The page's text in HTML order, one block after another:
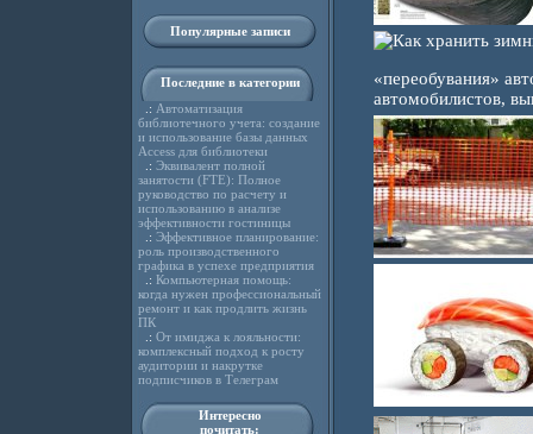
Популярные записи
Последние в категории
.: Автоматизация
библиотечного учета: создание
и использование базы данных
Access для библиотеки
.: Эквивалент полной
занятости (FTE): Полное
руководство по расчету и
использованию в анализе
эффективности гостиницы
.: Эффективное планирование:
роль производственного
графика в успехе предприятия
.: Компьютерная помощь:
когда нужен профессиональный
ремонт и как продлить жизнь
ПК
.: От имиджа к лояльности:
комплексный подход к росту
аудитории и накрутке
подписчиков в Телеграм
Интересно
почитать:
«переобувания»
автомобилистов,